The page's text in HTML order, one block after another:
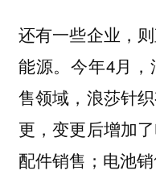
还有一些企业，
能源。今年4月
售领域，浪莎针
更，变更后增加
配件销售；电池销